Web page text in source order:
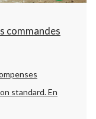
commandes
standard.En